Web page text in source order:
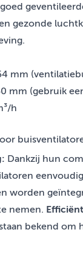
gezonde
mm
mm (gebruik
h
Dankzij hun
worden
nemen.
bekend om